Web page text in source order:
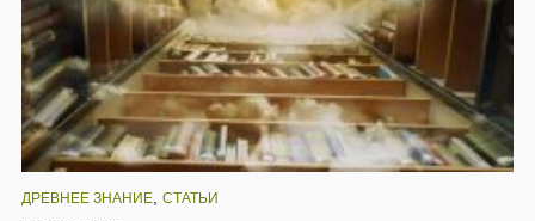
ДРЕВНЕЕ ЗНАНИЕ СТАТЬИ